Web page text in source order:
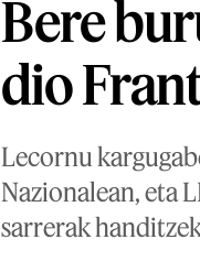
Bere
dio
Lecornu
Nazionalean, eta
sarrerak